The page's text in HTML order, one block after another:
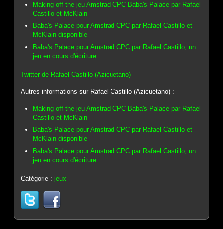
Making off the jeu Amstrad CPC Baba's Palace par Rafael
Castillo et McKlain
Baba's Palace pour Amstrad CPC par Rafael Castillo et
McKlain disponible
Baba's Palace pour Amstrad CPC par Rafael Castillo, un
jeu en cours d'écriture
Twitter de Rafael Castillo (Azicuetano)
Autres informations sur Rafael Castillo (Azicuetano) :
Making off the jeu Amstrad CPC Baba's Palace par Rafael
Castillo et McKlain
Baba's Palace pour Amstrad CPC par Rafael Castillo et
McKlain disponible
Baba's Palace pour Amstrad CPC par Rafael Castillo, un
jeu en cours d'écriture
Catégorie :jeux